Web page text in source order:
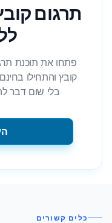
קובץ והתחילו
בלי שום דבר
כלים קשורים